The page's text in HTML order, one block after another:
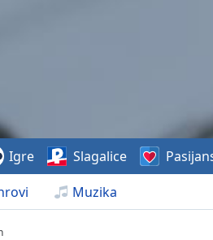
Muzika
Igre Slagalice